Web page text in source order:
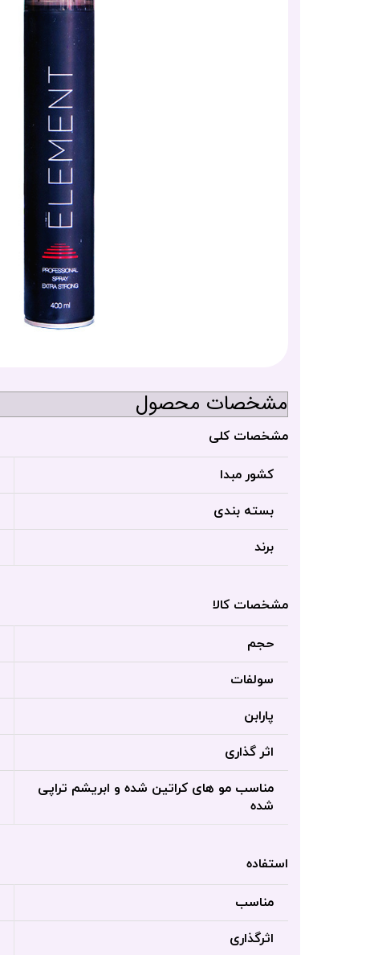
مشخصات محصول
مشخصات کلی
کشور مبدا
بسته بندی
برند
مشخصات کالا
حجم
سولفات
پارابن
اثر گذاری
مناسب مو های کراتین شده و ابریشم تراپی
شده
استفاده
مناسب
اثرگذاری